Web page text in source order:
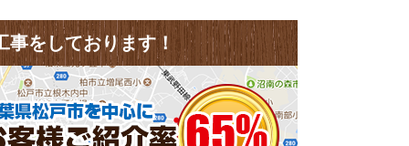
事をしております！